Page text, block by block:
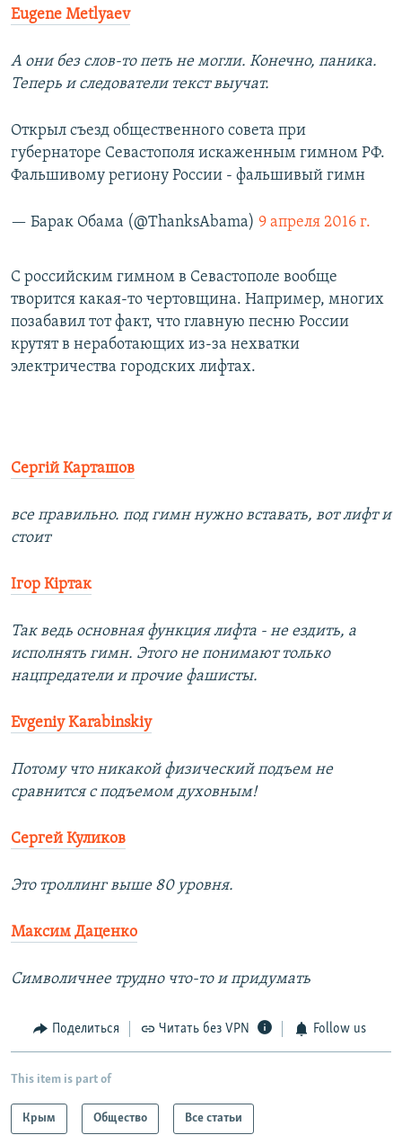
Eugene Metlyaev
А они без слов-то петь не могли. Конечно, паника.
Теперь и следователи текст выучат.
Открыл съезд общественного совета при
губернаторе Севастополя искаженным гимном РФ.
Фальшивому региону России - фальшивый гимн
— Барак Обама (@ThanksAbama) 9 апреля 2016 г.
С российским гимном в Севастополе вообще
творится какая-то чертовщина. Например, многих
позабавил тот факт, что главную песню России
крутят в неработающих из-за нехватки
электричества городских лифтах.
Сергій Карташов
все правильно. под гимн нужно вставать, вот лифт и
стоит
Ігор Кіртак
Так ведь основная функция лифта - не ездить, а
исполнять гимн. Этого не понимают только
нацпредатели и прочие фашисты.
Evgeniy Karabinskiy
Потому что никакой физический подъем не
сравнится с подъемом духовным!
Сергей Куликов
Это троллинг выше 80 уровня.
Максим Даценко
Символичнее трудно что-то и придумать
Поделиться Читать без VPN Follow us
This item is part of
Крым Общество Все статьи